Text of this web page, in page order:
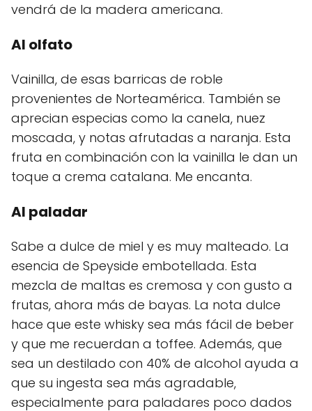
vendrá de la madera americana.
Al olfato
Vainilla, de esas barricas de roble
provenientes de Norteamérica. También se
aprecian especias como la canela, nuez
moscada, y notas afrutadas a naranja. Esta
fruta en combinación con la vainilla le dan un
toque a crema catalana. Me encanta.
Al paladar
Sabe a dulce de miel y es muy malteado. La
esencia de Speyside embotellada. Esta
mezcla de maltas es cremosa y con gusto a
frutas, ahora más de bayas. La nota dulce
hace que este whisky sea más fácil de beber
y que me recuerdan a toffee. Además, que
sea un destilado con 40% de alcohol ayuda a
que su ingesta sea más agradable,
especialmente para paladares poco dados